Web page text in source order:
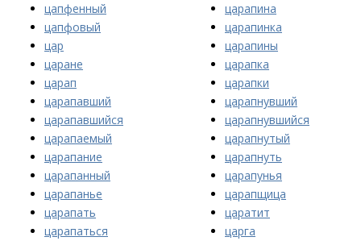
цапфенный
цапфовый
цар
царане
царап
царапавший
царапавшийся
царапаемый
царапание
царапанный
царапанье
царапать
царапаться
царапина
царапинка
царапины
царапка
царапки
царапнувший
царапнувшийся
царапнутый
царапнуть
царапунья
царапщица
царатит
царга